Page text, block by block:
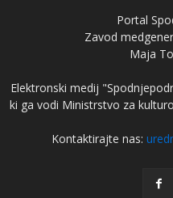
Portal
Zavod
Maja
Elektronski medij
ki ga vodi Ministrstvo za
Kontaktirajte nas: